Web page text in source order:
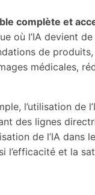
complète et
où l’IA devient
de
médicales,
l’utilisation de
des lignes
de l’IA
l’efficacité et la